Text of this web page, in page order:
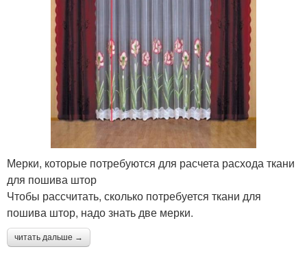
Мерки, которые потребуются для расчета расхода ткани
для пошива штор
Чтобы рассчитать, сколько потребуется ткани для
пошива штор, надо знать две мерки.
читать дальше →